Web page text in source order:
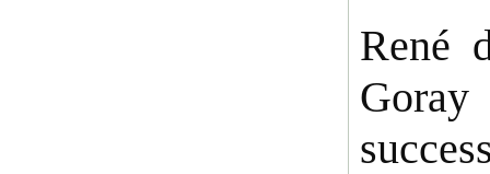
René